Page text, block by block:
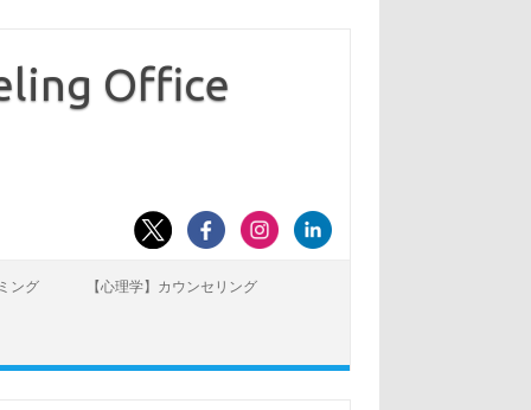
Office
ング 【心理学】カウンセリング